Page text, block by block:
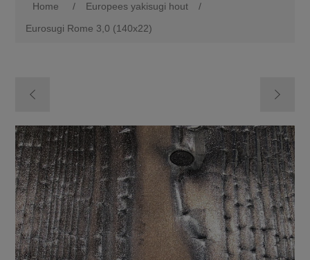
Home / Europees yakisugi hout
/
Eurosugi Rome 3,0 (140x22)